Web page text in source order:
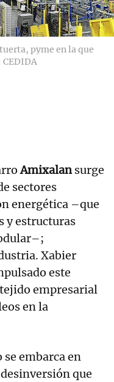
pyme en la que
CEDIDA
Amixalansurge
sectores
energética –que
y estructuras
Xabier
este
empresarial
en la
embarca en
que